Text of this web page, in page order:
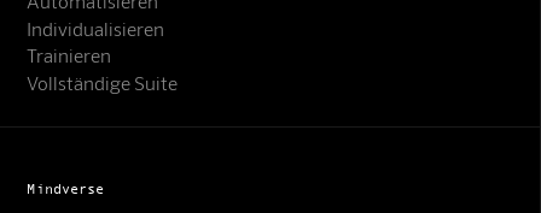
Individualisieren
Trainieren
Vollständige Suite
Mindverse